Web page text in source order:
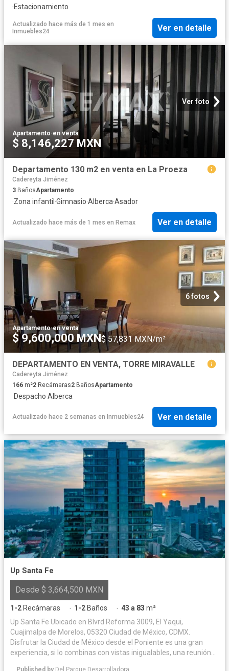
·Estacionamiento
Actualizado hace más de 1 mes en
Inmuebles24
Ver en detalle
Ver foto
Apartamento·en venta
$ 8,146,227 MXN
Departamento 130 m2 en venta en La Proeza
Cadereyta Jiménez
3 BañosApartamento
·Zona infantil ·Gimnasio·Alberca·Asador
Actualizado hace más de 1 mes en Remax Ver en detalle
6 fotos
Apartamento·en venta
$ 9,600,000 MXN$ 57,831 MXN/m²
DEPARTAMENTO EN VENTA, TORRE MIRAVALLE
Cadereyta Jiménez
166 m²2 Recámaras2 BañosApartamento
·Despacho·Alberca
Actualizado hace 2 semanas en Inmuebles24 Ver en detalle
Up Santa Fe
Desde $ 3,664,500 MXN
1-2 Recámaras · 1-2 Baños · 43 a 83 m²
Up Santa Fe Ubicado en Blvrd Reforma 3009, El Yaqui,
Cuajimalpa de Morelos, 05320 Ciudad de México, CDMX.
Disfrutar la Ciudad de México desde el Poniente es una gran
experiencia, si lo combinas con vistas inigualables, una reunión